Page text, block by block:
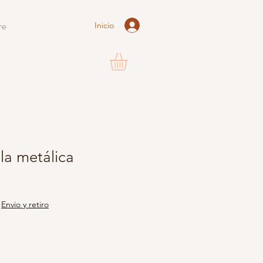
Inicio
metálica
Envio y retiro